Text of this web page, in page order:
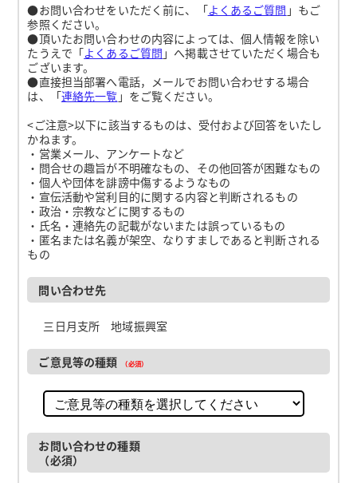
●お問い合わせをいただく前に、「よくあるご質問 」もご
参照ください。
●頂いたお問い合わせの内容によっては、個人情報を除い
たうえで「よくあるご質問 」へ掲載させていただく場合も
ございます。
●直接担当部署へ電話，メールでお問い合わせする場合
は、「連絡先一覧 」をご覧ください。
<ご注意>以下に該当するものは、受付および回答をいたし
かねます。
・営業メール、アンケートなど
・問合せの趣旨が不明確なもの、その他回答が困難なもの
・個人や団体を誹謗中傷するようなもの
・宣伝活動や営利目的に関する内容と判断されるもの
・政治・宗教などに関するもの
・氏名・連絡先の記載がないまたは誤っているもの
・匿名または名義が架空、なりすましであると判断される
もの
問い合わせ先
三日月支所 地域振興室
ご意見等の種類 （必須）
お問い合わせの種類
（必須）